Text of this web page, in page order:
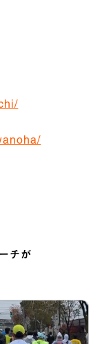
チが